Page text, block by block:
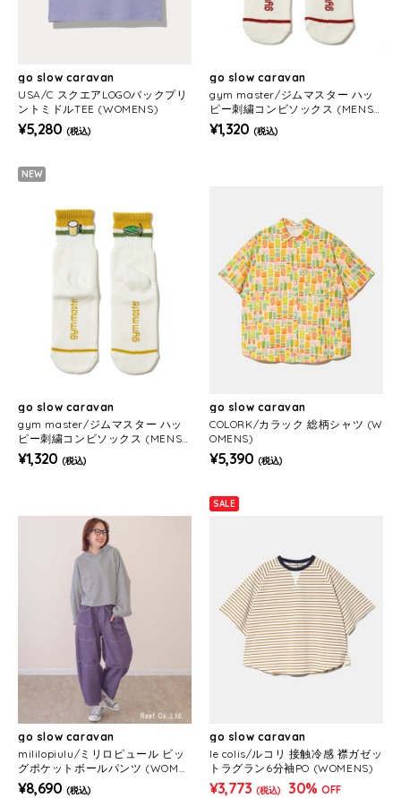
go slow caravan
USA/C スクエアLOGOバックプリ
ントミドルTEE (WOMENS)
¥5,280 (税込)
go slow caravan
gym master/ジムマスター ハッ
ピー刺繍コンビソックス (MENS/
WOMENS)
¥1,320 (税込)
NEW
go slow caravan
gym master/ジムマスター ハッ
ピー刺繍コンビソックス (MENS/
WOMENS)
¥1,320 (税込)
go slow caravan
COLORK/カラック 総柄シャツ (W
OMENS)
¥5,390 (税込)
go slow caravan
mililopiulu/ミリロピュール ビッ
グポケットボールパンツ (WOME
NS)
¥8,690 (税込)
SALE
go slow caravan
le colis/ルコリ 接触冷感 襟ガゼッ
トラグラン6分袖PO (WOMENS)
¥3,773 (税込) 30% OFF